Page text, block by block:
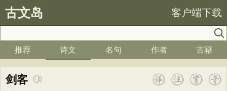
古文岛 客户端下载
推荐 诗文 名句 作者 古籍
剑客